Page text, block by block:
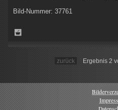
Bild-Nummer: 37761
zurück Ergebnis 2